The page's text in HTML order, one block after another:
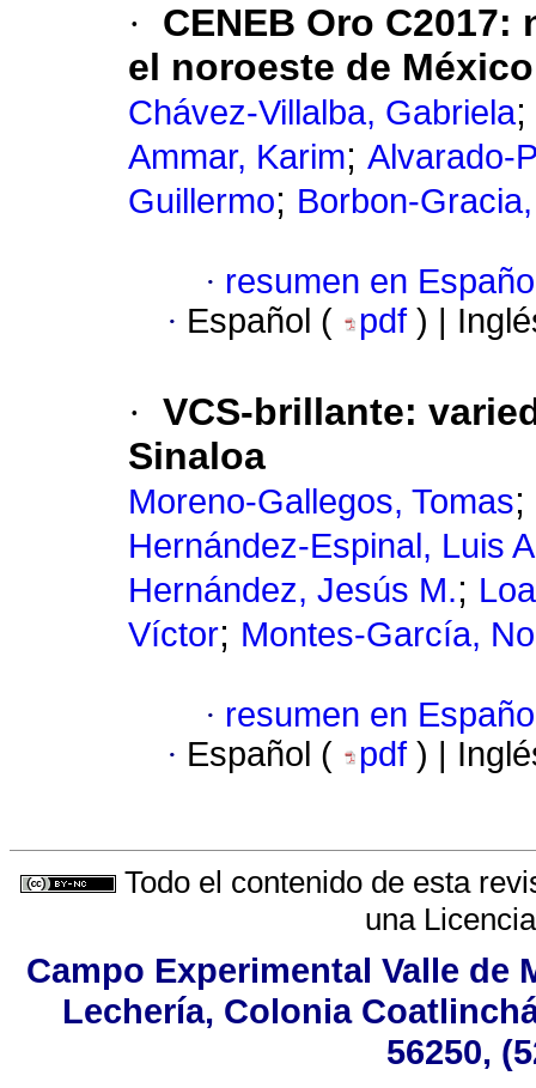
·
CENEB Oro
el noroeste de México
Chávez-Villalba, Gabriela;
Ammar, Karim; Alvarado-
Guillermo; Borbon-
· resumen en
· Español ( pdf ) |
· VCS-brillante:
Sinaloa
Moreno-Gallegos, Tomas;
Hernández-Espinal, Luis
Hernández, Jesús M.;
Víctor; Montes-García,
· resumen en
· Español ( pdf ) |
Todo el contenido de esta
una
Campo Experimental Valle de
Lechería, Colonia
56250,